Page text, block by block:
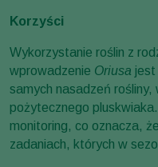
Korzyści
Wykorzystanie roślin z
wprowadzenie Oriusa jest
samych nasadzeń
pożytecznego
monitoring, co oznacza,
zadaniach, których w